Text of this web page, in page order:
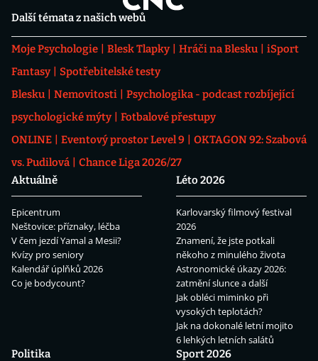
Další témata z našich webů
Moje Psychologie Blesk Tlapky Hráči na Blesku
iSport
Fantasy
Spotřebitelské testy
Blesku
Nemovitosti
Psychologika - podcast rozbíjející
psychologické mýty
Fotbalové přestupy
ONLINE
Eventový prostor Level 9
OKTAGON 92: Szabová
vs. Pudilová
Chance Liga 2026/27
Aktuálně
Epicentrum
Neštovice: příznaky, léčba
V čem jezdí Yamal a Mesii?
Kvízy pro seniory
Kalendář úplňků 2026
Co je bodycount?
Léto 2026
Karlovarský filmový festival
2026
Znamení, že jste potkali
někoho z minulého života
Astronomické úkazy 2026:
zatmění slunce a další
Jak obléci miminko při
vysokých teplotách?
Jak na dokonalé letní mojito
6 lehkých letních salátů
Politika
Sport 2026